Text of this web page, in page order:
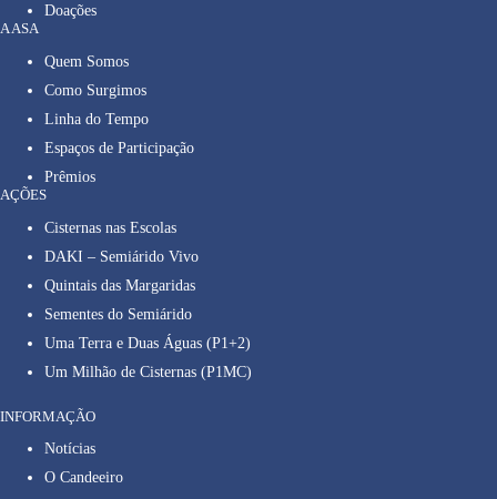
Doações
A ASA
Quem Somos
Como Surgimos
Linha do Tempo
Espaços de Participação
Prêmios
AÇÕES
Cisternas nas Escolas
DAKI – Semiárido Vivo
Quintais das Margaridas
Sementes do Semiárido
Uma Terra e Duas Águas (P1+2)
Um Milhão de Cisternas (P1MC)
INFORMAÇÃO
Notícias
O Candeeiro